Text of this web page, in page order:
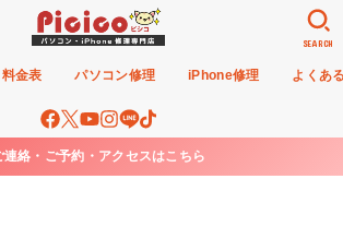
料金表 パソコン修理 iPhone修理 よくあ
SEARCH
連絡・ご予約・アクセスはこちら